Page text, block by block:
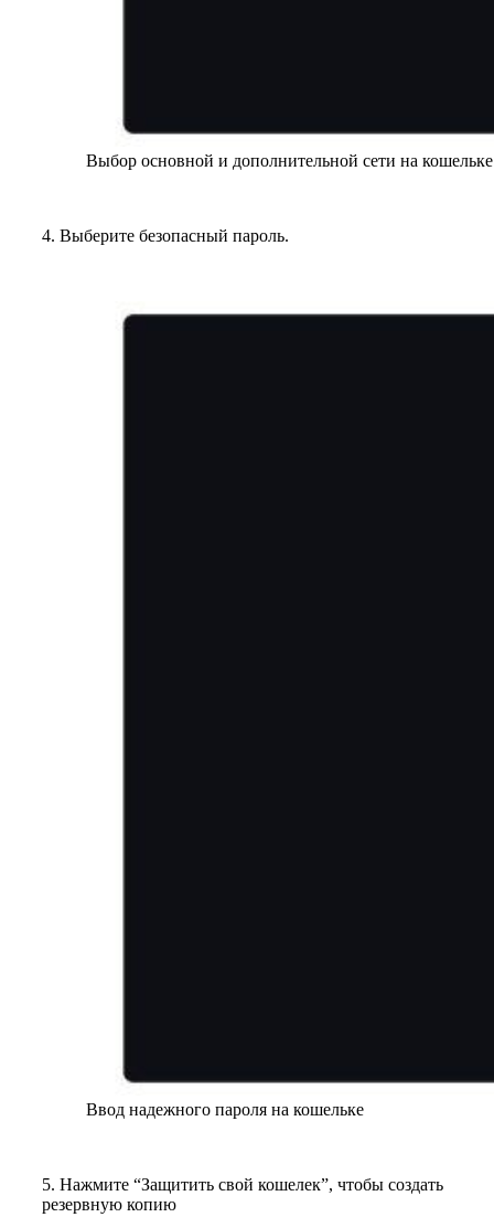
Выбор основной и дополнительной сети на
4. Выберите безопасный пароль.
Ввод надежного пароля на кошельке
5. Нажмите “Защитить свой кошелек”, чтобы создать
резервную копию